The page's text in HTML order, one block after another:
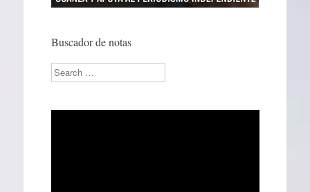
Buscador de notas
Search